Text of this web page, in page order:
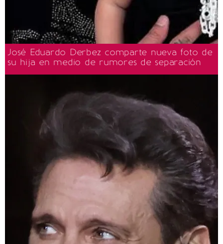
José Eduardo Derbez comparte nueva foto de
su hija en medio de rumores de separación